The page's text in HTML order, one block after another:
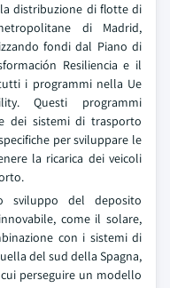
distribuzione di flotte di
di Madrid,
fondi dal Piano di
Resiliencia e il
i programmi nella Ue
Questi programmi
dei sistemi di trasporto
per sviluppare le
la ricarica dei veicoli
sviluppo del deposito
come il solare,
con i sistemi di
del sud della Spagna,
perseguire un modello